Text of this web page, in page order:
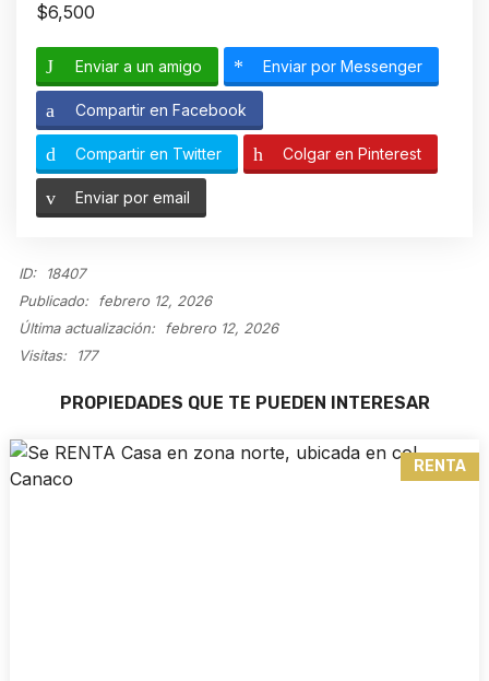
$6,500
Enviar a un amigo Enviar por Messenger
Compartir en Facebook
Compartir en Twitter Colgar en Pinterest
Enviar por email
ID:
18407
Publicado:
febrero 12, 2026
Última actualización:
febrero 12, 2026
Visitas:
177
PROPIEDADES QUE TE PUEDEN INTERESAR
RENTA